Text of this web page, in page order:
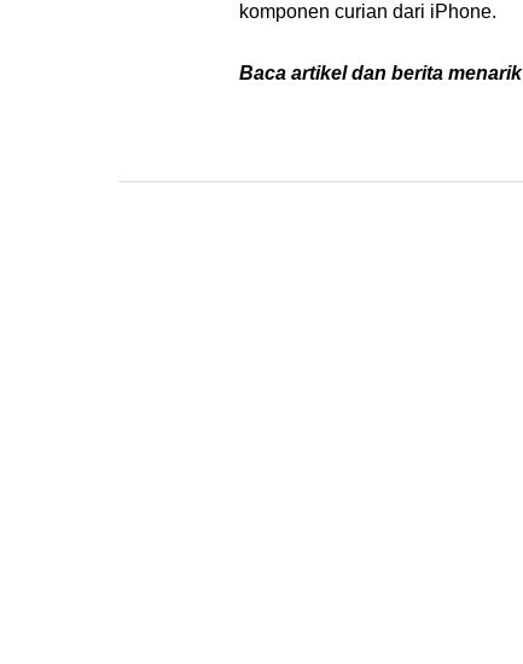
komponen curian dari iPhone.
Baca artikel dan berita